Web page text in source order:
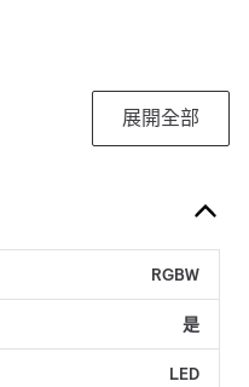
展開全部
RGBW
是
LED